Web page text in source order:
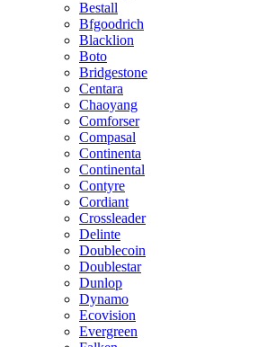
Bestall
Bfgoodrich
Blacklion
Boto
Bridgestone
Centara
Chaoyang
Comforser
Compasal
Continenta
Continental
Contyre
Cordiant
Crossleader
Delinte
Doublecoin
Doublestar
Dunlop
Dynamo
Ecovision
Evergreen